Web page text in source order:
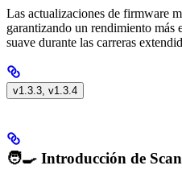
Las actualizaciones de firmware
garantizando un rendimiento más
suave durante las carreras
v1.3.3, v1.3.4
🧑‍🍳 Introducción de